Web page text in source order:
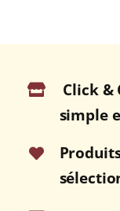
Click &
simple